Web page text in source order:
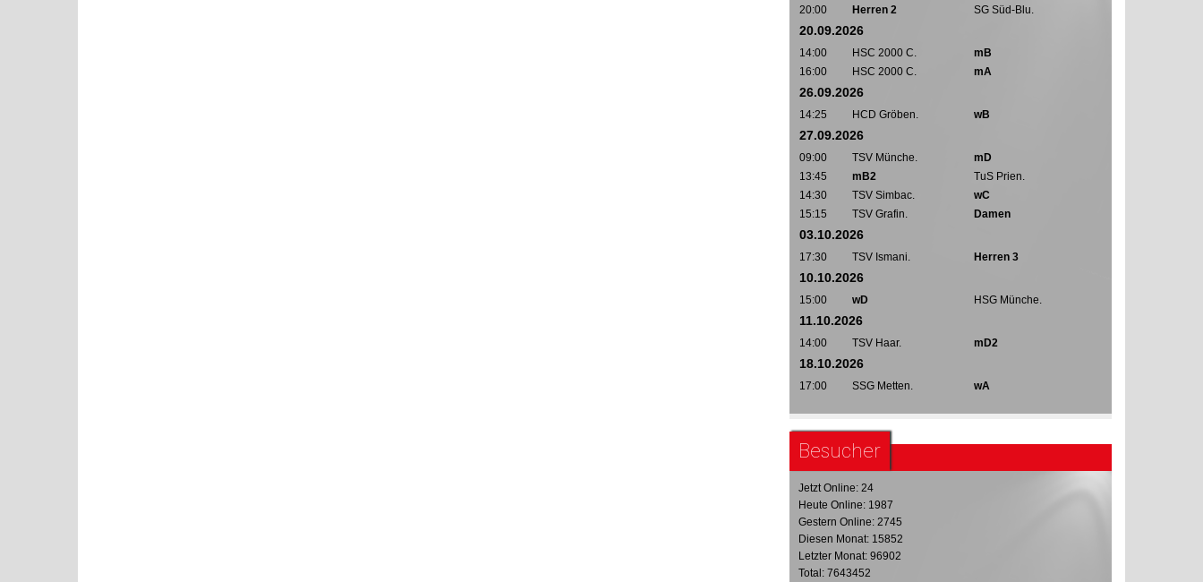
20:00
Herren 2 SG Süd-Blu.
20.09.2026
14:00 HSC 2000 C.
mB
16:00
HSC 2000 C. mA
26.09.2026
14:25 HCD Gröben. wB
27.09.2026
09:00 TSV Münche.
mD
13:45
mB2
TuS Prien.
14:30
TSV Simbac.
wC
15:15
TSV Grafin. Damen
03.10.2026
17:30 TSV Ismani. Herren 3
10.10.2026
15:00 wD HSG Münche.
11.10.2026
14:00 TSV Haar. mD2
18.10.2026
17:00 SSG Metten. wA
Besucher
Jetzt Online: 24
Heute Online: 1987
Gestern Online: 2745
Diesen Monat: 15852
Letzter Monat: 96902
Total: 7643452